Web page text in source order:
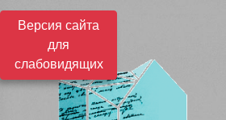
Версия сайта
для
слабовидящих